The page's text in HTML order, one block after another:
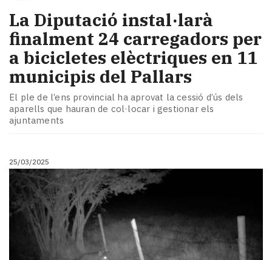
La Diputació instal·larà
finalment 24 carregadors per
a bicicletes elèctriques en 11
municipis del Pallars
El ple de l’ens provincial ha aprovat la cessió d’ús dels
aparells que hauran de col·locar i gestionar els
ajuntaments
25/03/2025